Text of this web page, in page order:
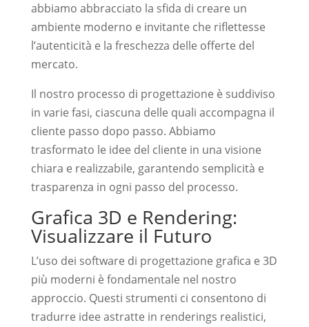
abbiamo abbracciato la sfida di creare un
ambiente moderno e invitante che riflettesse
l’autenticità e la freschezza delle offerte del
mercato.
Il nostro processo di progettazione è suddiviso
in varie fasi, ciascuna delle quali accompagna il
cliente passo dopo passo. Abbiamo
trasformato le idee del cliente in una visione
chiara e realizzabile, garantendo semplicità e
trasparenza in ogni passo del processo.
Grafica 3D e Rendering:
Visualizzare il Futuro
L’uso dei software di progettazione grafica e 3D
più moderni è fondamentale nel nostro
approccio. Questi strumenti ci consentono di
tradurre idee astratte in renderings realistici,